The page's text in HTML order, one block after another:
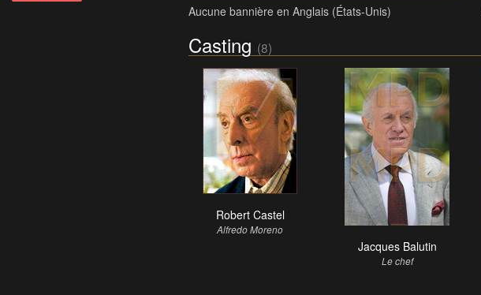
Aucune bannière en Anglais (États-Unis)
Casting (8)
Robert Castel
Alfredo Moreno
Jacques Balutin
Le chef